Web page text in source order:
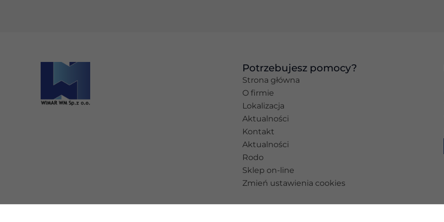
Potrzebujesz pomocy?
Strona główna
O firmie
Lokalizacja
Aktualności
Kontakt
Aktualności
Rodo
Sklep on-line
Zmień ustawienia cookies
znikną ze strony